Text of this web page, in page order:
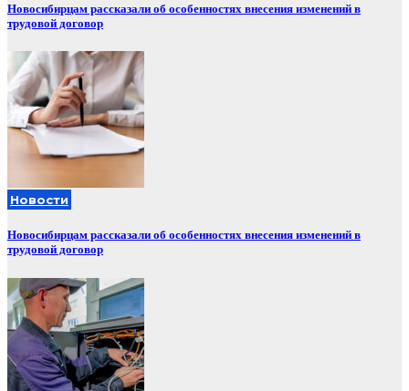
Новосибирцам рассказали об особенностях внесения изменений в
трудовой договор
Новости
Новосибирцам рассказали об особенностях внесения изменений в
трудовой договор